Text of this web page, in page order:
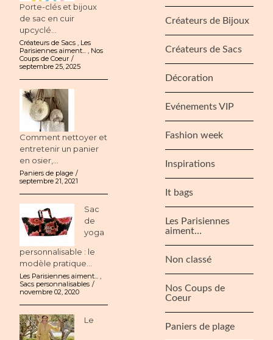
Porte-clés et bijoux
de sac en cuir
upcyclé...
Créateurs de Sacs , Les
Parisiennes aiment... , Nos
Coups de Coeur
septembre 25, 2025
Comment nettoyer et
entretenir un panier
en osier,...
Paniers de plage
septembre 21, 2021
Sac
de
yoga
personnalisable : le
modèle pratique...
Les Parisiennes aiment... ,
Sacs personnalisables
novembre 02, 2020
Le
Créateurs de Bijoux
Créateurs de Sacs
Décoration
Evénements VIP
Fashion week
Inspirations
It bags
Les Parisiennes
aiment…
Non classé
Nos Coups de
Coeur
Paniers de plage